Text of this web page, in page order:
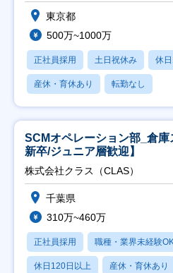
東京都
500万~1000万
正社員採用 土日祝休み 休
産休・育休あり 転勤なし
SCMオペレーション部_倉
新卒/ジュニア層歓迎】
株式会社クラス（CLAS）
千葉県
310万~460万
正社員採用 職種・業界未経験OK
休日120日以上 産休・育休あり